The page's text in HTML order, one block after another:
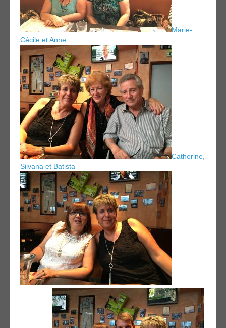
Marie-
Cécile et Anne
Catherine,
Silvana et Batista